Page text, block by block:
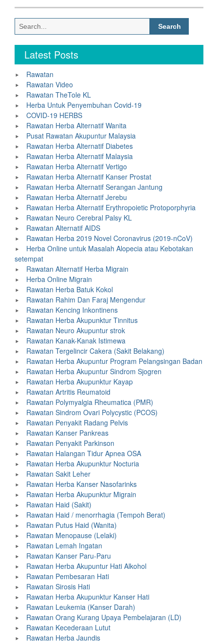
Search
for:
Latest Posts
Rawatan
Rawatan Video
Rawatan TheTole KL
Herba Untuk Penyembuhan Covid-19
COVID-19 HERBS
Rawatan Herba Alternatif Wanita
Pusat Rawatan Akupuntur Malaysia
Rawatan Herba Alternatif Diabetes
Rawatan Herba Alternatif Malaysia
Rawatan Herba Alternatif Vertigo
Rawatan Herba Alternatif Kanser Prostat
Rawatan Herba Alternatif Serangan Jantung
Rawatan Herba Alternatif Jerebu
Rawatan Herba Alternatif Erythropoietic Protoporphyria
Rawatan Neuro Cerebral Palsy KL
Rawatan Alternatif AIDS
Rawatan Herba 2019 Novel Coronavirus (2019-nCoV)
Herba Online untuk Masalah Alopecia atau Kebotakan
setempat
Rawatan Alternatif Herba Migrain
Herba Online Migrain
Rawatan Herba Batuk Kokol
Rawatan Rahim Dan Faraj Mengendur
Rawatan Kencing Inkontinens
Rawatan Herba Akupunktur Tinnitus
Rawatan Neuro Akupuntur strok
Rawatan Kanak-Kanak Istimewa
Rawatan Tergelincir Cakera (Sakit Belakang)
Rawatan Herba Akupuntur Program Pelangsingan Badan
Rawatan Herba Akupuntur Sindrom Sjogren
Rawatan Herba Akupunktur Kayap
Rawatan Artritis Reumatoid
Rawatan Polymyalgia Rheumatica (PMR)
Rawatan Sindrom Ovari Polycystic (PCOS)
Rawatan Penyakit Radang Pelvis
Rawatan Kanser Pankreas
Rawatan Penyakit Parkinson
Rawatan Halangan Tidur Apnea OSA
Rawatan Herba Akupunktur Nocturia
Rawatan Sakit Leher
Rawatan Herba Kanser Nasofarinks
Rawatan Herba Akupunktur Migrain
Rawatan Haid (Sakit)
Rawatan Haid / menorrhagia (Tempoh Berat)
Rawatan Putus Haid (Wanita)
Rawatan Menopause (Lelaki)
Rawatan Lemah Ingatan
Rawatan Kanser Paru-Paru
Rawatan Herba Akupuntur Hati Alkohol
Rawatan Pembesaran Hati
Rawatan Sirosis Hati
Rawatan Herba Akupunktur Kanser Hati
Rawatan Leukemia (Kanser Darah)
Rawatan Orang Kurang Upaya Pembelajaran (LD)
Rawatan Kecederaan Lutut
Rawatan Herba Jaundis